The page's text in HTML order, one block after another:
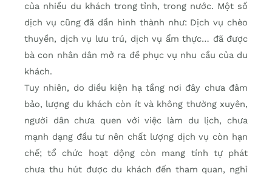
của nhiều du khách trong tỉnh, trong nước. Một số
dịch vụ cũng đă dần hình thành như: Dịch vụ chèo
thuyền, dịch vụ lưu trú, dịch vụ ẩm thực… đã được
bà con nhân dân mở ra đề phục vụ nhu cầu của du
khách.
Tuy nhiên, do diều kiện hạ tầng nơi đây chưa đảm
bảo, lượng du khách còn ít và không thường xuyên,
người dân chưa quen với việc làm du lịch, chưa
mạnh dạng đầu tư nên chất lượng dịch vụ còn hạn
chế; tổ chức hoạt dộng còn mang tính tự phát
chưa thu hút được du khách đến tham quan, nghỉ